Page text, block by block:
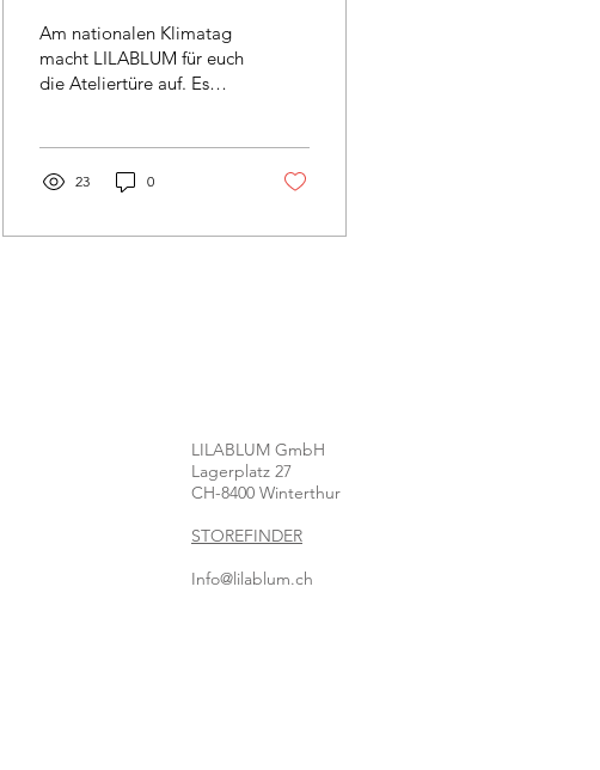
LILABLUM für euch
die Ateliertüre auf.
Am nationalen Klimatag
macht LILABLUM für euch
die Ateliertüre auf. Es
23 0
LILABLUM GmbH
Lagerplatz 27
CH-8400 Winterthur
STOREFINDER
Info@lilablum.ch